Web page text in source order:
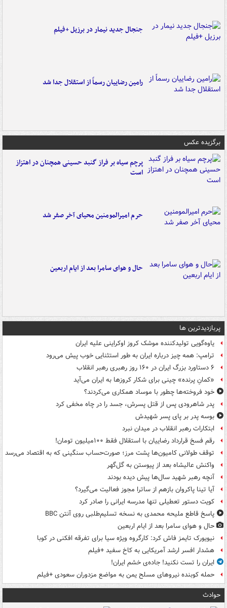
جنجال جدید نیمار در برزیل +فیلم
رامین رضاییان رسماً از استقلال جدا شد
برگزیده عکس
پرچم سیاه بر فراز گنبد حسینی همچنان در اهتزاز
است
حرم امیرالمومنین محیای آخر صفر شد
حال و هوای سامرا بعد از ایام اربعین
پربازدیدترین ها
یاوه‌گویی تولیدکننده موشک کروز اوکراینی علیه ایران
ترامپ: همه چیز درباره ایران به طور استثنایی خوب پیش می‌رود
۶ دستاورد بزرگ ایران در ۱۶۰ روز رهبری رهبر انقلاب
«کمانِ پرنده» چینی برای شکار کروزها به ایران می‌آید
خود فروخته‌ها چطور با موساد همکاری می‌کردند؟
پدر شاهرودی پس از قتل پسرش، جسد را در چاه مخفی کرد
بوسه‌ پدر بر پای پسر شهیدش
ابتکارات رهبر انقلاب در میدان نبرد
رقم فسخ قرارداد رضاییان با استقلال فقط ۱۰۰میلیون تومان!
توقف طولانی کامیون‌ها پشت مرز؛ صورت‌حساب سنگینی که به اقتصاد می‌رسد
واکنش عالیشاه بعد از پیوستن به گل‌گهر
آنچه رهبر شهید سال‌ها پیش دیده بودند
آیا تینا پاکروان بازهم از ساترا مجوز فعالیت می‌گیرد؟
کویت دستور تعطیلی تنها مدرسه ایرانی را صادر کرد
پاسخ قاطع ملیحه محمدی به نسخه تسلیم‌طلبی روی آنتن BBC
حال و هوای سامرا بعد از ایام اربعین
نیویورک تایمز فاش کرد: کارگروه ویژه سیا برای تفرقه افکنی در کوبا
هشدار افسر ارشد آمریکایی به کاخ سفید +فیلم
ایران را تست نکنید! جاده‌ی خشم ایران!
حمله کوبنده نیروهای مسلح یمن به مواضع مزدوران سعودی +فیلم
حوادث